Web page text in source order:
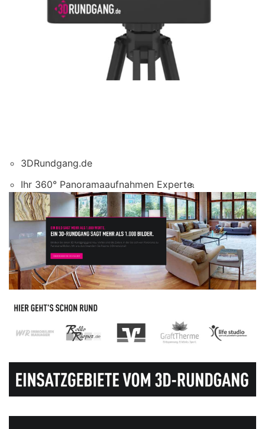
3DRundgang.de
Ihr 360° Panoramaaufnahmen Experte.